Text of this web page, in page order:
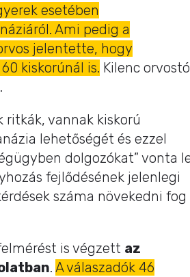
esetében
Ami pedig a
jelentette, hogy
kiskorúnál is. Kilenc
vannak kiskorú
lehetőségét és ezzel
dolgozókat” vonta
fejlődésének jelenlegi
száma növekedni fog
is végzett az
. A válaszadók 46